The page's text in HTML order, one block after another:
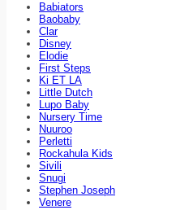
Babiators
Baobaby
Clar
Disney
Elodie
First Steps
Ki ET LA
Little Dutch
Lupo Baby
Nursery Time
Nuuroo
Perletti
Rockahula Kids
Sivili
Snugi
Stephen Joseph
Venere